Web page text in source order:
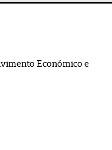
Económico e